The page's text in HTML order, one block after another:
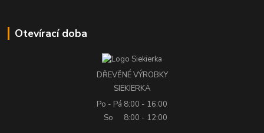
Otevírací doba
DŘEVĚNÉ VÝROBKY
SIEKIERKA
Po - Pá 8:00 - 16:00
So
8:00 - 12:00